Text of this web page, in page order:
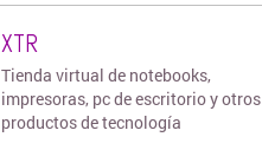
XTR
Tienda virtual de notebooks,
impresoras, pc de escritorio y otros
productos de tecnología